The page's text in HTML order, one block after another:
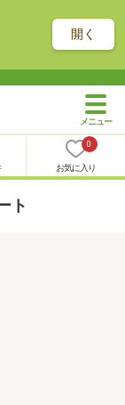
開く
0
お気に入り
ト